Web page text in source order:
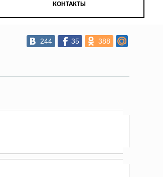
КОНТАКТЫ
244 35 388